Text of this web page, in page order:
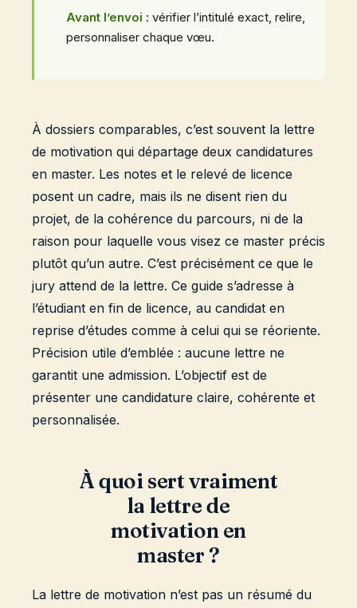
Avant l’envoi : vérifier l’intitulé exact, relire,
personnaliser chaque vœu.
À dossiers comparables, c’est souvent la lettre
de motivation qui départage deux candidatures
en master. Les notes et le relevé de licence
posent un cadre, mais ils ne disent rien du
projet, de la cohérence du parcours, ni de la
raison pour laquelle vous visez ce master précis
plutôt qu’un autre. C’est précisément ce que le
jury attend de la lettre. Ce guide s’adresse à
l’étudiant en fin de licence, au candidat en
reprise d’études comme à celui qui se réoriente.
Précision utile d’emblée : aucune lettre ne
garantit une admission. L’objectif est de
présenter une candidature claire, cohérente et
personnalisée.
À quoi sert vraiment
la lettre de
motivation en
master ?
La lettre de motivation n’est pas un résumé du